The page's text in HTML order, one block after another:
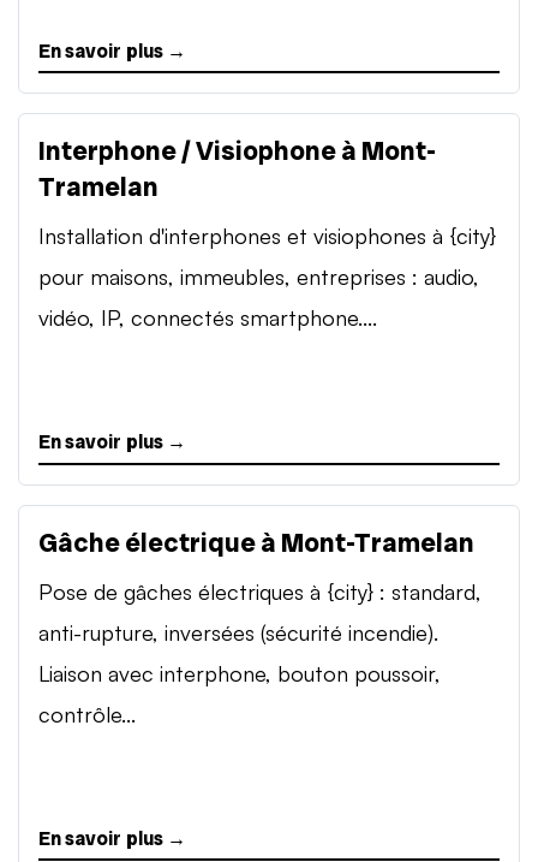
En savoir plus →
Interphone / Visiophone à Mont-
Tramelan
Installation d'interphones et visiophones à {city}
pour maisons, immeubles, entreprises : audio,
vidéo, IP, connectés smartphone....
En savoir plus →
Gâche électrique à Mont-Tramelan
Pose de gâches électriques à {city} : standard,
anti-rupture, inversées (sécurité incendie).
Liaison avec interphone, bouton poussoir,
contrôle...
En savoir plus →